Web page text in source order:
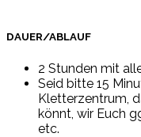
DAUER/ABLAUF
2 Stunden mit
Seid bitte 15
Kletterzentrum,
könnt, wir Euch
etc.